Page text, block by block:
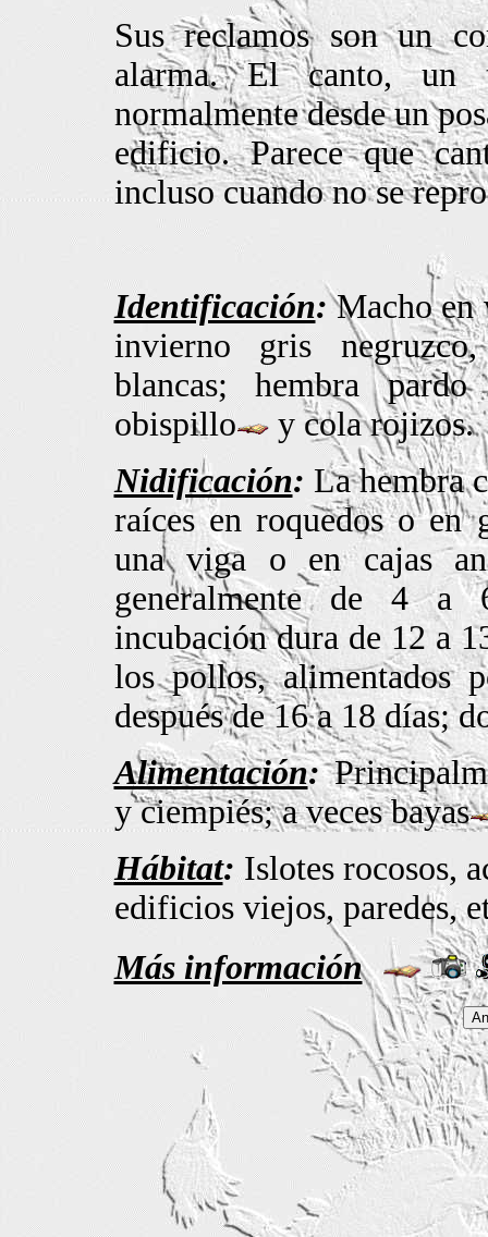
Sus reclamos son un
alarma. El canto,
normalmente desde un
edificio. Parece que
incluso cuando no se
Identificación:Macho en
invierno gris
blancas; hembra
obispillo
y cola rojizos.
Nidificación: La hembra
raíces en roquedos o en
una viga o en cajas
generalmente de 4 a
incubación dura de 12 a
los pollos, alimentados
después de 16 a 18 días;
Alimentación:
y ciempiés; a veces bayas
Hábitat:Islotes rocosos,
edificios viejos, paredes,
Más información